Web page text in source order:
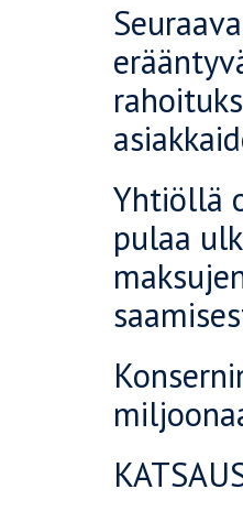
Yhtiöllä
pulaa